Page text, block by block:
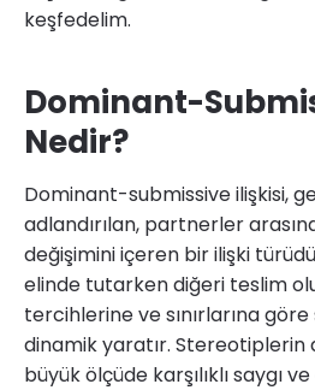
keşfedelim.
Dominant-
Nedir?
Dominant-submissive ilişkisi,
adlandırılan, partnerler
değişimini içeren bir ilişki
elinde tutarken diğeri teslim
tercihlerine ve sınırlarına
dinamik yaratır. Stereotiplerin
büyük ölçüde karşılıklı saygı